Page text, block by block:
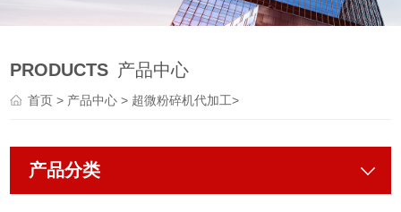
PRODUCTS 产品中心
首页> 产品中心> 超微粉碎机代加工>
产品分类